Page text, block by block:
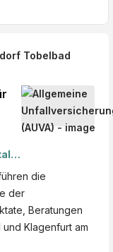
Tobelbad
die
der
Beratungen
Klagenfurt am